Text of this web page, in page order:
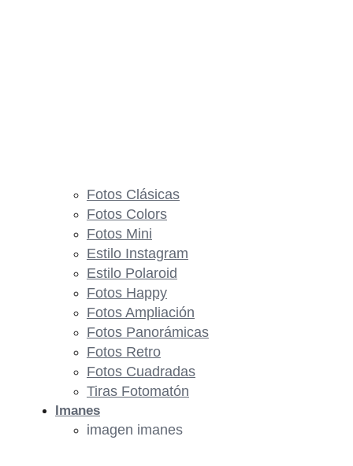
Fotos Clásicas
Fotos Colors
Fotos Mini
Estilo Instagram
Estilo Polaroid
Fotos Happy
Fotos Ampliación
Fotos Panorámicas
Fotos Retro
Fotos Cuadradas
Tiras Fotomatón
Imanes
imagen imanes